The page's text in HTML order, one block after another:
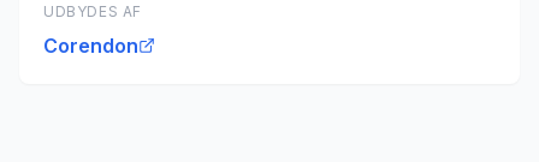
UDBYDES AF
Corendon